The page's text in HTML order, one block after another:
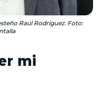
Raúl Rodríguez. Foto:
mi